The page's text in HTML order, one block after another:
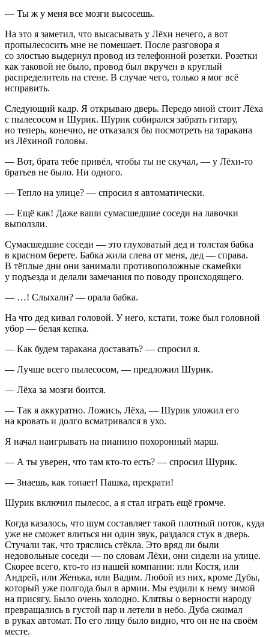
― Ты ж у меня все мозги высосешь.
На это я заметил, что высасывать у Лёхи нечего, а вот
пропылесосить мне не помешает. После разговора я
со злостью выдернул провод из телефонной розетки. Розетки
как таковой не было, провод был вкручен в круглый
распределитель на стене. В случае чего, только я мог всё
исправить.
Следующий кадр. Я открываю дверь. Передо мной стоит Лёха
с пылесосом и Шурик. Шурик собирался забрать гитару,
но теперь, конечно, не отказался бы посмотреть на таракана
из Лёхиной головы.
― Вот, брата тебе привёл, чтобы ты не скучал, ― у Лёхи-то
братьев не было. Ни одного.
― Тепло на улице? ― спросил я автоматически.
― Ещё как! Даже ваши сумасшедшие соседи на лавочки
выползли.
Сумасшедшие соседи ― это глуховатый дед и толстая бабка
в красном берете. Бабка жила слева от меня, дед ― справа.
В тёплые дни они занимали противоположные скамейки
у подъезда и делали замечания по поводу происходящего.
― …! Слыхали? ― орала бабка.
На что дед кивал головой. У него, кстати, тоже был головной
убор ― белая кепка.
― Как будем таракана доставать? ― спросил я.
― Лучше всего пылесосом, ― предложил Шурик.
― Лёха за мозги боится.
― Так я аккуратно. Ложись, Лёха, ― Шурик уложил его
на кровать и долго всматривался в ухо.
Я начал наигрывать на пианино похоронный марш.
― А ты уверен, что там кто-то есть? ― спросил Шурик.
― Знаешь, как топает! Пашка, прекрати!
Шурик включил пылесос, а я стал играть ещё громче.
Когда казалось, что шум составляет такой плотный поток, куда
уже не сможет влиться ни один звук, раздался стук в дверь.
Стучали так, что тряслись стёкла. Это вряд ли были
недовольные соседи ― по словам Лёхи, они сидели на улице.
Скорее всего, кто-то из нашей компании: или Костя, или
Андрей, или Женька, или Вадим. Любой из них, кроме Дубы,
который уже полгода был в армии. Мы ездили к нему зимой
на присягу. Было очень холодно. Клятвы о верности народу
превращались в густой пар и летели в небо. Дуба сжимал
в руках автомат. По его лицу было видно, что он не на своём
месте.